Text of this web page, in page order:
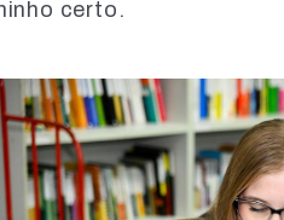
certo.